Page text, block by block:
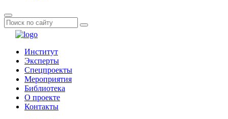
Институт
Эксперты
Спецпроекты
Мероприятия
Библиотека
О проекте
Контакты